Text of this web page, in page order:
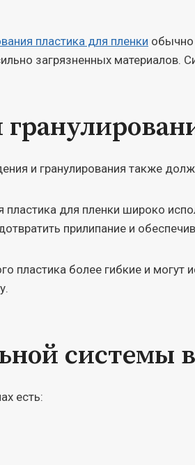
пластика для пленки обычно
загрязненных материалов.
и гранулирования также
пластика для пленки широко
прилипание и
пластика более гибкие и
системы
есть: